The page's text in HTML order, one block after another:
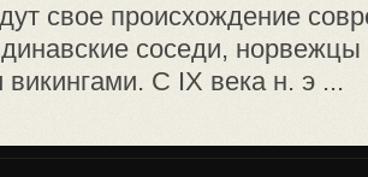
свое происхождение
соседи, норвежцы
С IX века н. э ...